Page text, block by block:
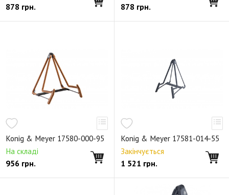
878 грн. 878 грн.
Konig & Meyer 17580-000-95
На складі
956 грн.
Konig & Meyer 17581-014-55
Закінчується
1 521 грн.